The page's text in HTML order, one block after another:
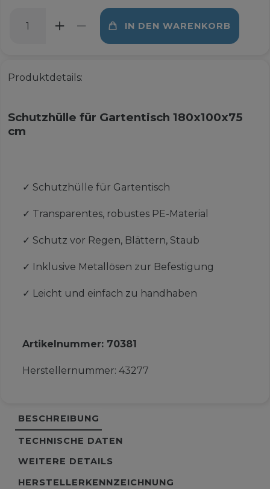
IN DEN WARENKORB
Produktdetails:
Schutzhülle für Gartentisch 180x100x75
cm
✓ Schutzhülle für Gartentisch
✓ Transparentes, robustes PE-Material
✓ Schutz vor Regen, Blättern, Staub
✓ Inklusive Metallösen zur Befestigung
✓ Leicht und einfach zu handhaben
Artikelnummer: 70381
Herstellernummer: 43277
BESCHREIBUNG
TECHNISCHE DATEN
WEITERE DETAILS
HERSTELLERKENNZEICHNUNG